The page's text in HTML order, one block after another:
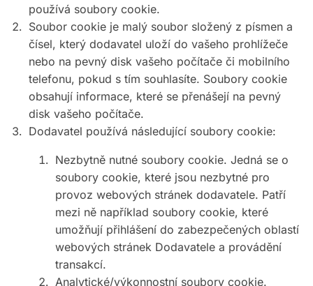
používá soubory cookie.
Soubor cookie je malý soubor složený z písmen a
čísel, který dodavatel uloží do vašeho prohlížeče
nebo na pevný disk vašeho počítače či mobilního
telefonu, pokud s tím souhlasíte. Soubory cookie
obsahují informace, které se přenášejí na pevný
disk vašeho počítače.
Dodavatel používá následující soubory cookie:
Nezbytně nutné soubory cookie. Jedná se o
soubory cookie, které jsou nezbytné pro
provoz webových stránek dodavatele. Patří
mezi ně například soubory cookie, které
umožňují přihlášení do zabezpečených oblastí
webových stránek Dodavatele a provádění
transakcí.
Analytické/výkonnostní soubory cookie.